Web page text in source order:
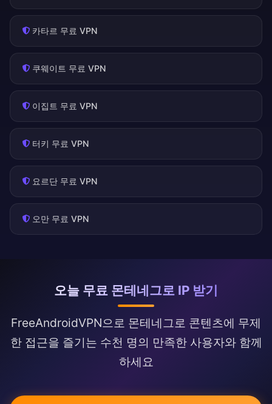
카타르 무료 VPN
쿠웨이트 무료 VPN
이집트 무료 VPN
터키 무료 VPN
요르단 무료 VPN
오만 무료 VPN
오늘 무료 몬테네그로 IP 받기
FreeAndroidVPN으로 몬테네그로 콘텐츠에 무제
한 접근을 즐기는 수천 명의 만족한 사용자와 함께
하세요